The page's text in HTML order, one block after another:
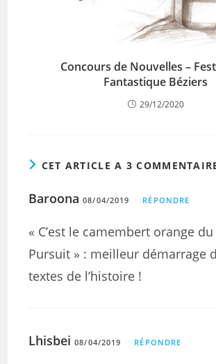
Concours de Nouvelles –
Fantastique Béziers
29/12/2020
CET ARTICLE A 3
Baroona 08/04/2019 RÉPONDRE
« C’est le camembert orange
Pursuit » : meilleur démarrage
textes de l’histoire !
Lhisbei 08/04/2019 RÉPONDRE